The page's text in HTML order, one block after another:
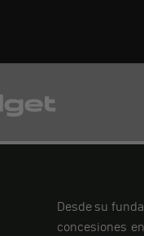
Desde su
concesiones